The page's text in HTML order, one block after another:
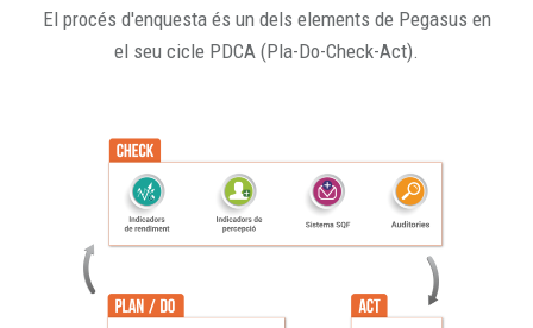
El procés d'enquesta és un dels elements de Pegasus en
el seu cicle PDCA (Pla-Do-Check-Act).